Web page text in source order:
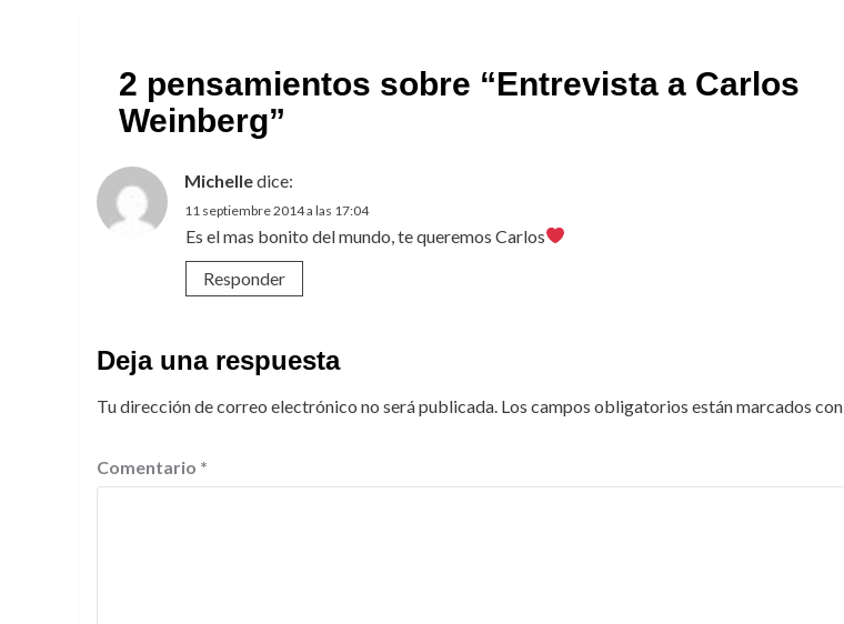
2 pensamientos sobre “Entrevista a Carlos
Weinberg”
Michelledice:
11 septiembre 2014 a las 17:04
Es el mas bonito del mundo, te queremos Carlos
Responder
Deja una respuesta
Tu dirección de correo electrónico no será publicada. Los campos obligatorios están marcados con
Comentario *